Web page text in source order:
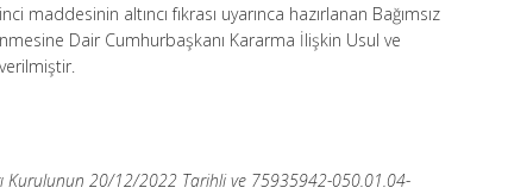
maddesinin altıncı fıkrası uyarınca hazırlanan Bağımsız
Dair Cumhurbaşkanı Kararma İlişkin Usul ve
Kurulunun 20/12/2022 Tarihli ve 75935942-050.01.04-